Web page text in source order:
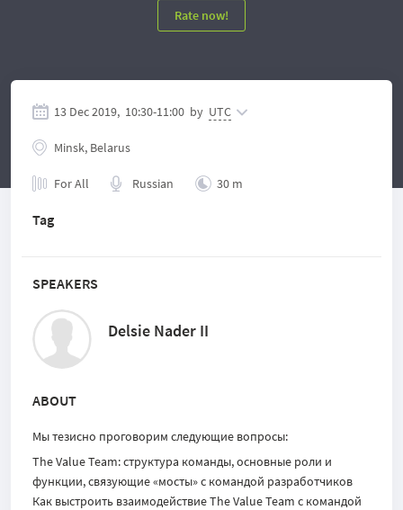
Rate now!
SPEAKERS
Delsie Nader II
ABOUT
Мы тезисно проговорим следующие вопросы:
The Value Team: структура команды, основные роли и
функции, связующие «мосты» с командой разработчиков
Как выстроить взаимодействие The Value Team с командой
13 Dec 2019, 10:30-11:00 by UTC
Minsk, Belarus
For All Russian 30 m
Tag